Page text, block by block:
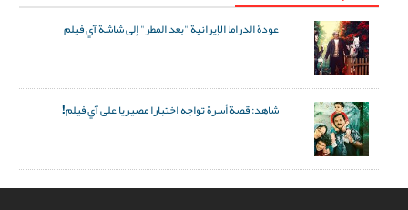
عودة الدراما الإيرانية "بعد المطر" إلى شاشة آي فيلم
شاهد: قصة أسرة تواجه اختبارا مصيريا على آي فيلم!